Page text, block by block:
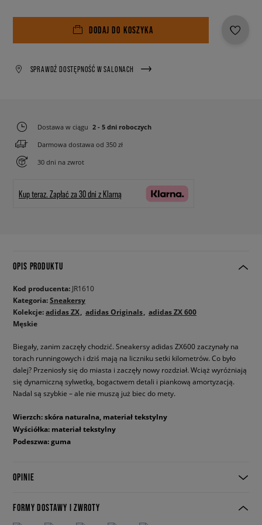
DODAJ DO KOSZYKA
SPRAWDŹ DOSTĘPNOŚĆ W SALONACH
Dostawa w ciągu 2 - 5 dni roboczych
Darmowa dostawa od 350 zł
30 dni na zwrot
Kup teraz. Zapłać za 30 dni z Klarną
OPIS PRODUKTU
Kod producenta: JR1610
Kategoria:Sneakersy
Kolekcje:adidas ZX adidas Originals adidas ZX 600
Męskie
Biegały, zanim zaczęły chodzić. Sneakersy adidas ZX600 zaczynały na
torach runningowych i dziś mają na liczniku setki kilometrów. Co było
dalej? Przeniosły się do miasta i zaczęły nowy rozdział. Wciąż wyróżniają
się dynamiczną sylwetką, bogactwem detali i piankową amortyzacją.
Nadal są szybkie – ale nie muszą już biec do mety.
Wierzch: skóra naturalna, materiał tekstylny
Wyściółka: materiał tekstylny
Podeszwa: guma
OPINIE
FORMY DOSTAWY I ZWROTY